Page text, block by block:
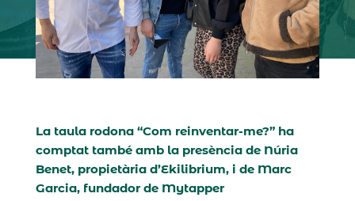
La taula rodona “Com reinventar-me?” ha
comptat també amb la presència de Núria
Benet, propietària d’Ekilibrium, i de Marc
Garcia, fundador de Mytapper